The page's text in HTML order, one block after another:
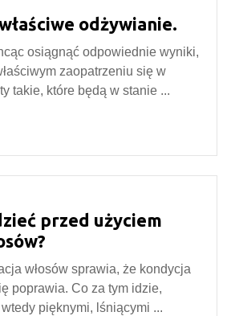
odżywianie.
i
osiągnąć odpowiednie wyniki,
zaopatrzeniu się w
takie, które będą w stanie ...
przed użyciem
warto
wiedzieć
przed
włosów sprawia, że kondycja
poprawia. Co za tym idzie,
pięknymi, lśniącymi ...